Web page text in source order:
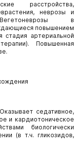
расстройства,
неврозы и
в
повышением
стадия артериальной
Повышенная
седативное,
и кардиотоническое
биологически
(в т.ч. гликозидов,